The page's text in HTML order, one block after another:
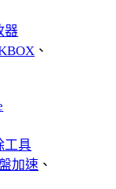
器
、
工具
加速 、